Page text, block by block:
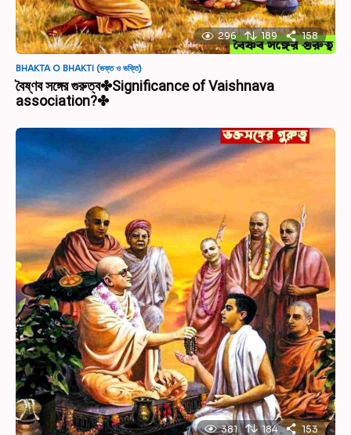
296 189 158
BHAKTA O BHAKTI (ভক্ত ও ভক্তি)
বৈষ্ণব সঙ্গের গুরুত্ব✤Significance of Vaishnava
association?✤
381 184 153